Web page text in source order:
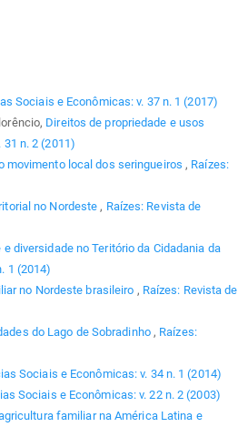
Sociais e Econômicas: v. 37 n. 1 (2017)
Direitos de propriedade e usos
n. 2 (2011)
movimento local dos seringueiros, Raízes:
no Nordeste, Raízes: Revista de
e diversidade no Teritório da Cidadania da
1 (2014)
no Nordeste brasileiro , Raízes: Revista de
do Lago de Sobradinho , Raízes:
Sociais e Econômicas: v. 34 n. 1 (2014)
Sociais e Econômicas: v. 22 n. 2 (2003)
familiar na América Latina e